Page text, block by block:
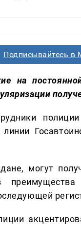
Подписывайтесь в
на
могут